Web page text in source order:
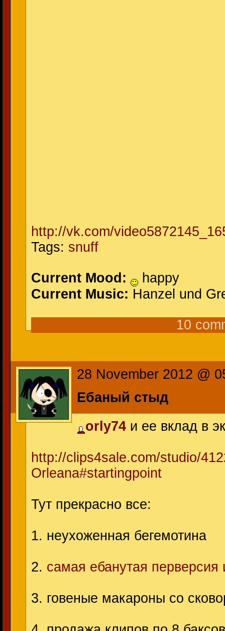
http://vk.com/
Tags: snuff
Current Mood:
happy
Current Music: Hanzel und
10
28 November 2012 @
Ебаный стыд
orly74и ее вклад в
http://clips4sale.com/studio/
Orleana#startingpoint
Тут прекрасно все:
1. неухоженная бегемотина
2. самая ебанутая перверсия
3. говеные макароны со